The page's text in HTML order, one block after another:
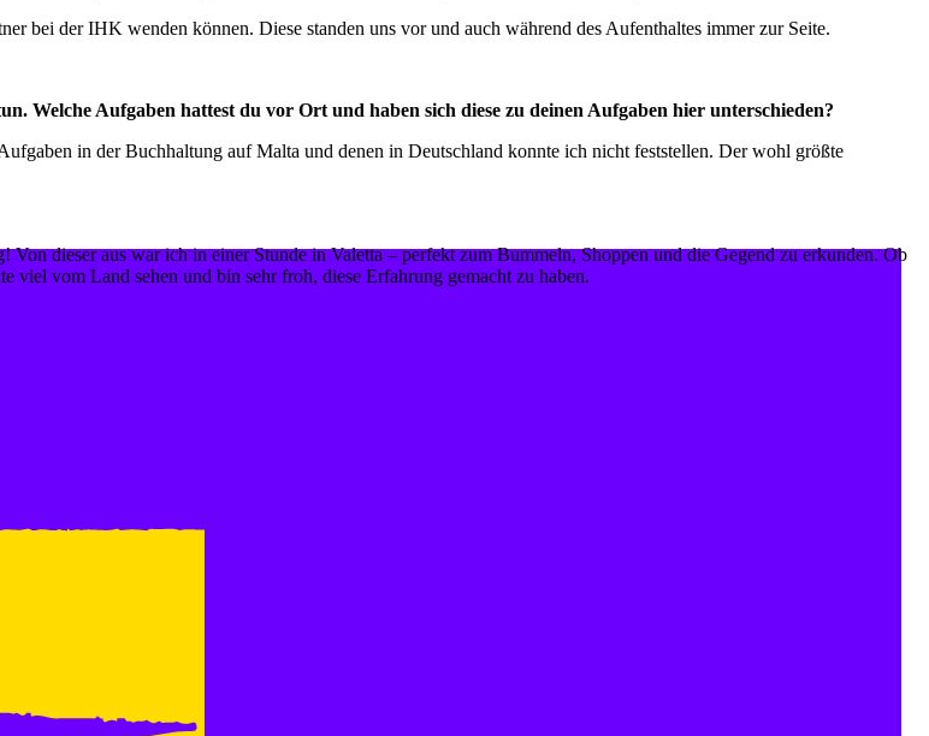
bei der IHK wenden können. Diese standen uns vor und auch während des Aufenthaltes immer zur Seite.
Welche Aufgaben hattest du vor Ort und haben sich diese zu deinen Aufgaben hier unterschieden?
in der Buchhaltung auf Malta und denen in Deutschland konnte ich nicht feststellen. Der wohl größte
dieser aus war ich in einer Stunde in Valetta – perfekt zum Bummeln, Shoppen und die Gegend zu erkunden. Ob
viel vom Land sehen und bin sehr froh, diese Erfahrung gemacht zu haben.